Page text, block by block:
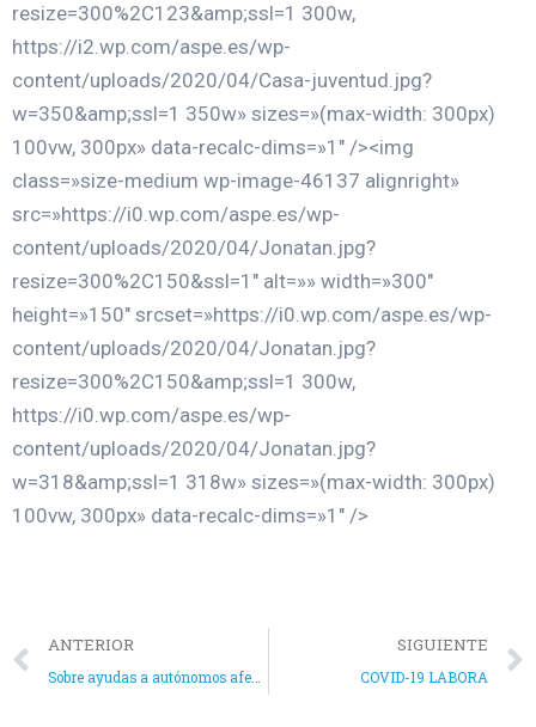
resize=300%2C123&amp;ssl=1 300w,
https://i2.wp.com/aspe.es/wp-
content/uploads/2020/04/Casa-juventud.jpg?
w=350&amp;ssl=1 350w» sizes=»(max-width: 300px)
100vw, 300px» data-recalc-dims=»1″ /><img
class=»size-medium wp-image-46137 alignright»
src=»https://i0.wp.com/aspe.es/wp-
content/uploads/2020/04/Jonatan.jpg?
resize=300%2C150&ssl=1″ alt=»» width=»300″
height=»150″ srcset=»https://i0.wp.com/aspe.es/wp-
content/uploads/2020/04/Jonatan.jpg?
resize=300%2C150&amp;ssl=1 300w,
https://i0.wp.com/aspe.es/wp-
content/uploads/2020/04/Jonatan.jpg?
w=318&amp;ssl=1 318w» sizes=»(max-width: 300px)
100vw, 300px» data-recalc-dims=»1″ />
ANTERIOR
Sobre ayudas a autónomos afectados por el Covid-19
SIGUIENTE
COVID-19 LABORA